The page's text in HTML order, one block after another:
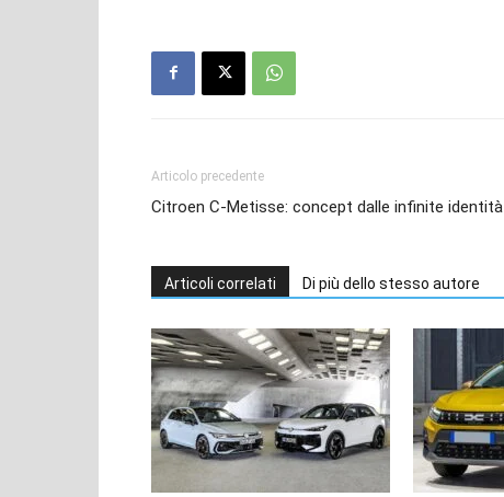
Articolo precedente
Citroen C-Metisse: concept dalle infinite identità
Articoli correlati Di più dello stesso autore